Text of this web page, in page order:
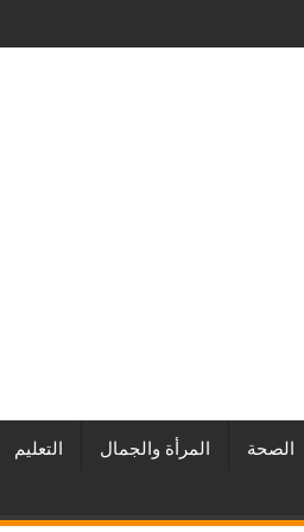
دليل عملي لأصحاب المنازل في الرياض
الصحة المرأة والجمال التعليم